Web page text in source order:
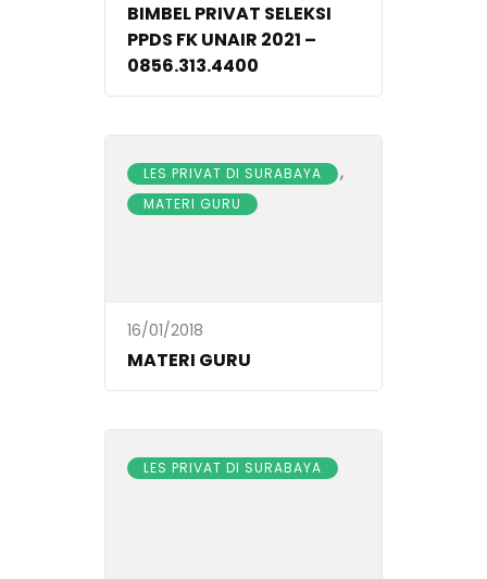
BIMBEL PRIVAT SELEKSI
PPDS FK UNAIR 2021 –
0856.313.4400
LES PRIVAT DI SURABAYA ,
MATERI GURU
16/01/2018
MATERI GURU
LES PRIVAT DI SURABAYA